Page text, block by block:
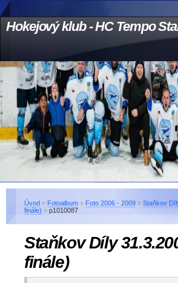
Hokejový klub - HC Tempo
Úvod » Fotoalbum » Foto 2006 - 2009 » Staňkov
finále) » p1010087
Staňkov Díly
finále)